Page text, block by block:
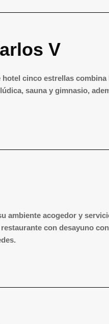
V
cinco estrellas combina
sauna y gimnasio,
ambiente acogedor y
con desayuno